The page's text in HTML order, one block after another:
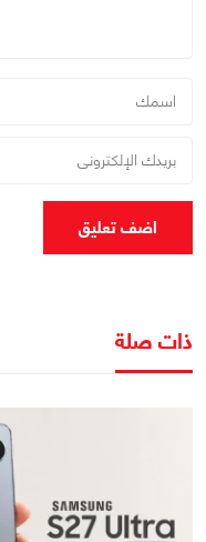
اضف تعليق
ذات صلة